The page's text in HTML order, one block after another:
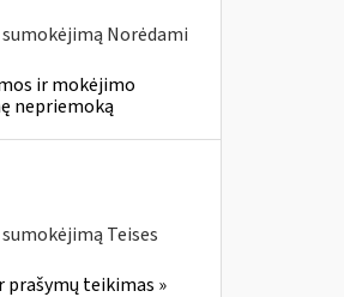
sumokėjimą Norėdami
ir mokėjimo
nepriemoką
Teises
prašymų teikimas »